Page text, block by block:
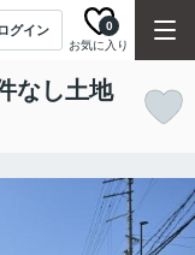
ログイン
お気に入り
0
なし土地